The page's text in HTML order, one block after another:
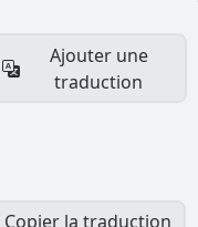
Ajouter une
traduction
Copier la traduction